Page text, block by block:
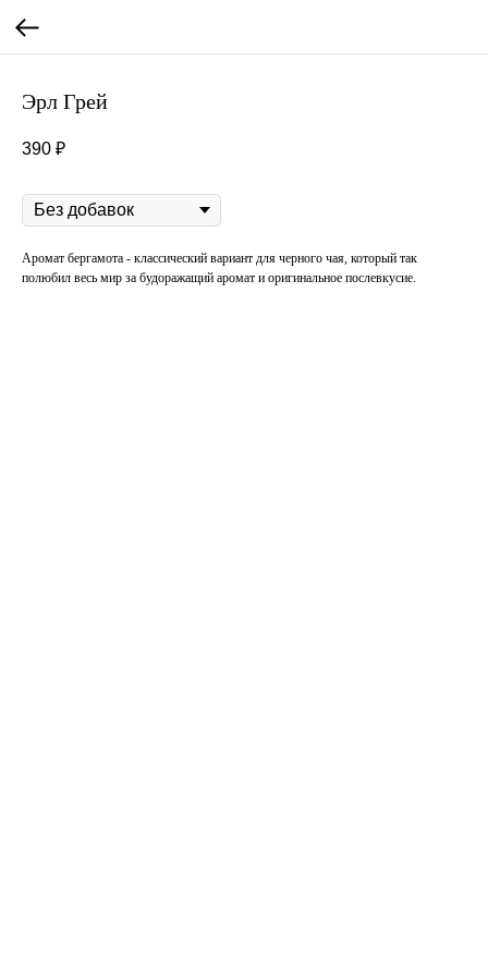
Эрл Грей
390 ₽
Аромат бергамота - классический вариант для черного чая, который так
полюбил весь мир за будоражащий аромат и оригинальное послевкусие.